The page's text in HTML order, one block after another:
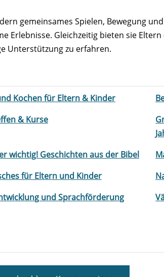
gemeinsames Spielen, Bewegung
Erlebnisse. Gleichzeitig bieten sie
Unterstützung zu erfahren.
Kochen für Eltern & Kinder
& Kurse
wichtig! Geschichten aus der Bibel
für Eltern und Kinder
und Sprachförderung